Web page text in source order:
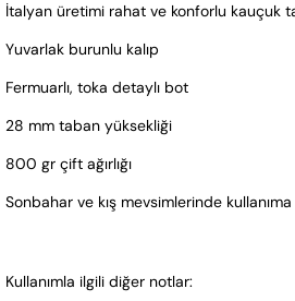
İtalyan üretimi rahat ve konforlu kauçuk
Yuvarlak burunlu kalıp
Fermuarlı, toka detaylı bot
28 mm taban yüksekliği
800 gr çift ağırlığı
Sonbahar ve kış mevsimlerinde
Kullanımla ilgili diğer notlar: